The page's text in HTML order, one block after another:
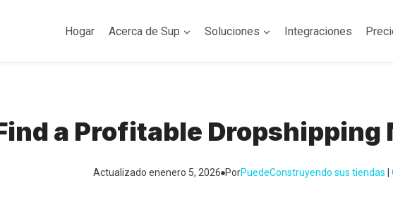
Hogar Acerca de Sup Soluciones Integraciones
a Profitable Dropshipping
Actualizado enenero 5, 2026 PorPuedeConstruyendo sus tiendas